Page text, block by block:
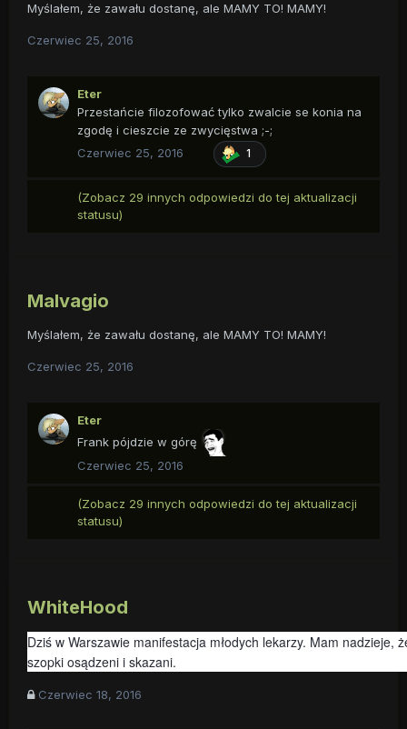
Myślałem, że zawału dostanę, ale MAMY TO! MAMY!
Czerwiec 25, 2016
Eter
Przestańcie filozofować tylko zwalcie se konia na
zgodę i cieszcie ze zwycięstwa ;-;
Czerwiec 25, 2016
1
(Zobacz 29 innych odpowiedzi do tej aktualizacji
statusu)
Malvagio
Myślałem, że zawału dostanę, ale MAMY TO! MAMY!
Czerwiec 25, 2016
Eter
Frank pójdzie w górę
Czerwiec 25, 2016
(Zobacz 29 innych odpowiedzi do tej aktualizacji
statusu)
WhiteHood
Dziś w Warszawie manifestacja młodych lekarzy. Mam nadzieje,
szopki osądzeni i skazani.
Czerwiec 18, 2016